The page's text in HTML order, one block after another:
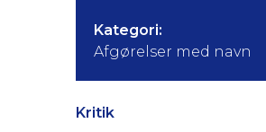
Kategori:
Afgørelser med navn
Kritik